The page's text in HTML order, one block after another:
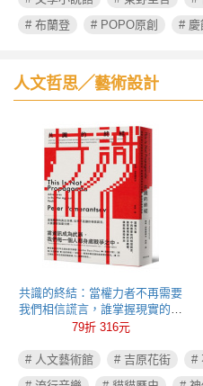
# 布蘭登
# POPO原創 # 慶
人文哲思╱藝術設計
共識的終結：當權力者不再需要
我們相信謊言，誰掌握現實的定
義權，誰就能操控政治
79折 316元
# 人文藝術館 # 吉原花街 #